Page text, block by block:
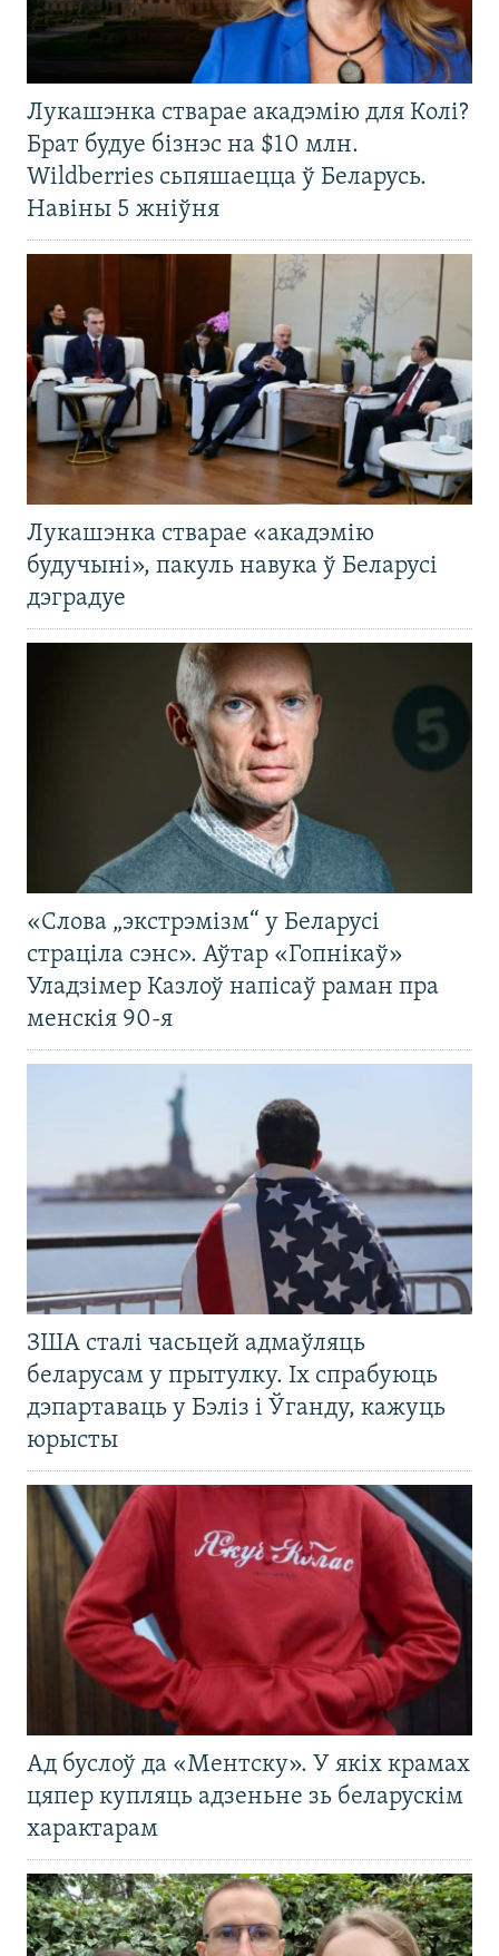
Лукашэнка стварае акадэмію для Колі?
Брат будуе бізнэс на $10 млн.
Wildberries сьпяшаецца ў Беларусь.
Навіны 5 жніўня
Лукашэнка стварае «акадэмію
будучыні», пакуль навука ў Беларусі
дэградуе
«Слова „экстрэмізм“ у Беларусі
страціла сэнс». Аўтар «Гопнікаў»
Уладзімер Казлоў напісаў раман пра
менскія 90-я
ЗША сталі часьцей адмаўляць
беларусам у прытулку. Іх спрабуюць
дэпартаваць у Бэліз і Ўганду, кажуць
юрысты
Ад буслоў да «Ментску». У якіх крамах
цяпер купляць адзеньне зь беларускім
характарам